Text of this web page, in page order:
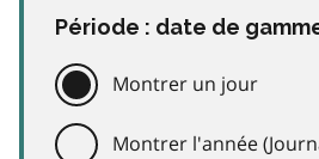
Période : date de
Montrer un jour
Montrer l'année